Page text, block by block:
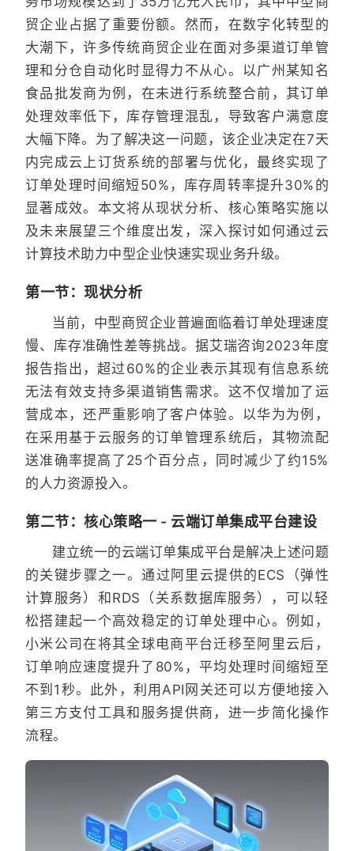
贸企业占据了重要份额。然而，在数字化转型的
大潮下，许多传统商贸企业在面对多渠道订单管
理和分仓自动化时显得力不从心。以广州某知名
食品批发商为例，在未进行系统整合前，其订单
处理效率低下，库存管理混乱，导致客户满意度
大幅下降。为了解决这一问题，该企业决定在7天
内完成云上订货系统的部署与优化，最终实现了
订单处理时间缩短50%，库存周转率提升30%的
显著成效。本文将从现状分析、核心策略实施以
及未来展望三个维度出发，深入探讨如何通过云
计算技术助力中型企业快速实现业务升级。
第一节：现状分析
当前，中型商贸企业普遍面临着订单处理速度
慢、库存准确性差等挑战。据艾瑞咨询2023年度
报告指出，超过60%的企业表示其现有信息系统
无法有效支持多渠道销售需求。这不仅增加了运
营成本，还严重影响了客户体验。以华为为例，
在采用基于云服务的订单管理系统后，其物流配
送准确率提高了25个百分点，同时减少了约15%
的人力资源投入。
第二节：核心策略一 - 云端订单集成平台建设
建立统一的云端订单集成平台是解决上述问题
的关键步骤之一。通过阿里云提供的ECS（弹性
计算服务）和RDS（关系数据库服务），可以轻
松搭建起一个高效稳定的订单处理中心。例如，
小米公司在将其全球电商平台迁移至阿里云后，
订单响应速度提升了80%，平均处理时间缩短至
不到1秒。此外，利用API网关还可以方便地接入
第三方支付工具和服务提供商，进一步简化操作
流程。